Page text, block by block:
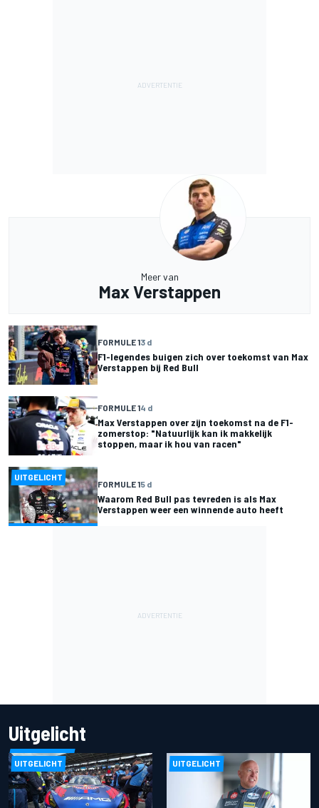
Meer van
Max Verstappen
FORMULE 13 d
F1-legendes buigen zich over toekomst van Max
Verstappen bij Red Bull
FORMULE 14 d
Max Verstappen over zijn toekomst na de F1-
zomerstop: "Natuurlijk kan ik makkelijk
stoppen, maar ik hou van racen"
UITGELICHT
FORMULE 15 d
Waarom Red Bull pas tevreden is als Max
Verstappen weer een winnende auto heeft
Uitgelicht
UITGELICHT UITGELICHT